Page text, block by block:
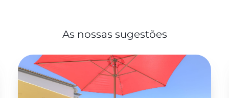
As nossas sugestões